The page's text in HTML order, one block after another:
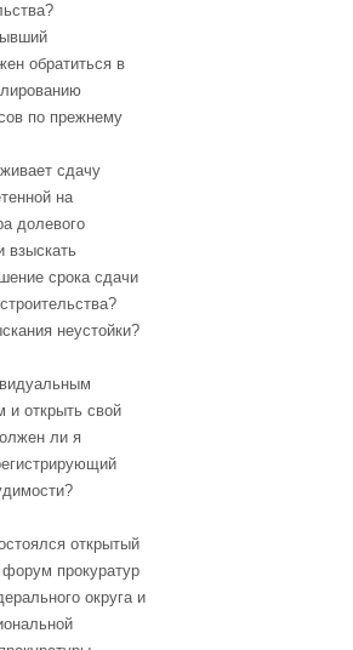
обратиться в
по прежнему
сдачу
на
долевого
взыскать
срока сдачи
неустойки?
и открыть свой
ли я
открытый
прокуратур
округа и